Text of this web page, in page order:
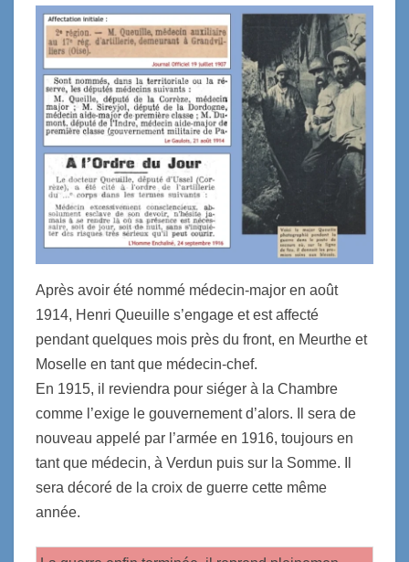
Après avoir été nommé médecin-major en août
1914, Henri Queuille s’engage et est affecté
pendant quelques mois près du front, en Meurthe et
Moselle en tant que médecin-chef.
En 1915, il reviendra pour siéger à la Chambre
comme l’exige le gouvernement d’alors. Il sera de
nouveau appelé par l’armée en 1916, toujours en
tant que médecin, à Verdun puis sur la Somme. Il
sera décoré de la croix de guerre cette même
année.